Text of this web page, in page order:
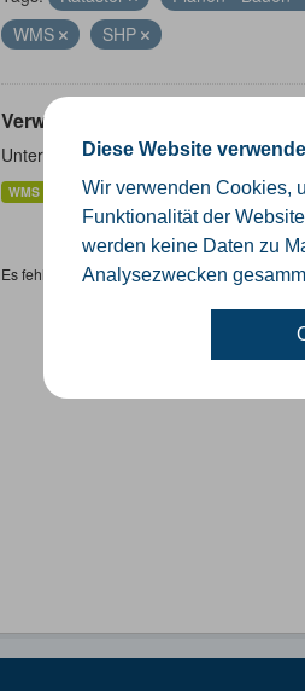
Diese Website
Wir verwenden Cookies,
Funktionalität der
werden keine Daten zu
Analysezwecken
WMS
SHP
Verwaltungsgrenzen
Unterschiedliche Ebenen der
WMS SHP GeoJSON KML
Es fehlen spezifische Datensätze? Wenden